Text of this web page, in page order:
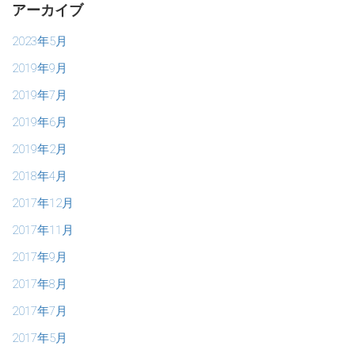
アーカイブ
2023年5月
2019年9月
2019年7月
2019年6月
2019年2月
2018年4月
2017年12月
2017年11月
2017年9月
2017年8月
2017年7月
2017年5月